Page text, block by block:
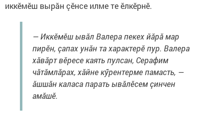
иккӗмӗш вырăн çӗнсе илме те ӗлкӗрнӗ.
— Иккӗмӗш ывăл Валера пекех йăрă мар
пирӗн, çапах унăн та характерӗ пур. Валера
хăвăрт вӗресе каять пулсан, Серафим
чăтăмлăрах, хăйне кӳрентерме памасть, —
ăшшăн каласа парать ывăлӗсем çинчен
амăшӗ.